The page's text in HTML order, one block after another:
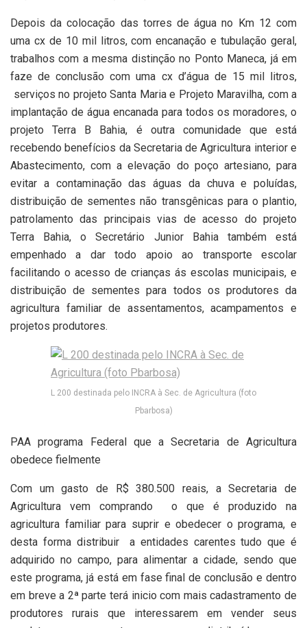
Depois da colocação das torres de água no Km 12 com
uma cx de 10 mil litros, com encanação e tubulação geral,
trabalhos com a mesma distinção no Ponto Maneca, já em
faze de conclusão com uma cx d’água de 15 mil litros,
serviços no projeto Santa Maria e Projeto Maravilha, com a
implantação de água encanada para todos os moradores, o
projeto Terra B Bahia, é outra comunidade que está
recebendo benefícios da Secretaria de Agricultura interior e
Abastecimento, com a elevação do poço artesiano, para
evitar a contaminação das águas da chuva e poluídas,
distribuição de sementes não transgênicas para o plantio,
patrolamento das principais vias de acesso do projeto
Terra Bahia, o Secretário Junior Bahia também está
empenhado a dar todo apoio ao transporte escolar
facilitando o acesso de crianças ás escolas municipais, e
distribuição de sementes para todos os produtores da
agricultura familiar de assentamentos, acampamentos e
projetos produtores.
L 200 destinada pelo INCRA à Sec. de Agricultura (foto
Pbarbosa)
PAA programa Federal que a Secretaria de Agricultura
obedece fielmente
Com um gasto de R$ 380.500 reais, a Secretaria de
Agricultura vem comprando
o que é produzido na
agricultura familiar para suprir e obedecer o programa, e
desta forma distribuir
a entidades carentes tudo que é
adquirido no campo, para alimentar a cidade, sendo que
este programa, já está em fase final de conclusão e dentro
em breve a 2ª parte terá inicio com mais cadastramento de
produtores rurais que interessarem em vender seus